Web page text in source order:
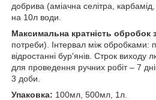
добрива (аміачна селітра,
на 10л води.
Максимальна кратність обробок
потреби). Інтервал між обробками:
відростанні бур'янів. Строк виходу
для проведення ручних робіт – 7
3 доби.
Упаковка: 100мл, 500мл, 1л.